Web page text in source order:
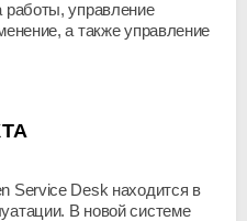
управление
а также управление
Service Desk находится в
В новой системе